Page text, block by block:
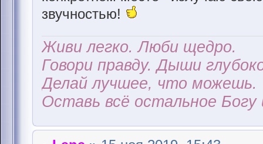
звучностью!
Живи легко. Люби щедро.
Говори правду. Дыши
Делай лучшее, что можешь.
Оставь всё остальное Богу